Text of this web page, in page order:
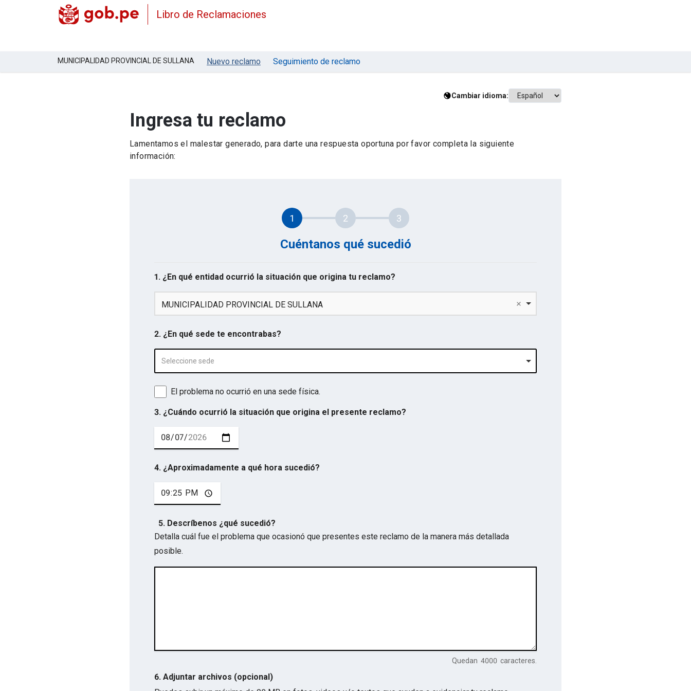
Libro de Reclamaciones
MUNICIPALIDAD PROVINCIAL DE SULLANA Nuevo reclamo Seguimiento de reclamo
Cambiar idioma:
Ingresa tu reclamo
Lamentamos el malestar generado, para darte una respuesta oportuna por favor completa la siguiente
información:
1 2 3
Cuéntanos qué sucedió
1. ¿En qué entidad ocurrió la situación que origina tu reclamo?
MUNICIPALIDAD PROVINCIAL DE SULLANA
2. ¿En qué sede te encontrabas?
Seleccione sede
El problema no ocurrió en una sede física.
3. ¿Cuándo ocurrió la situación que origina el presente reclamo?
4. ¿Aproximadamente a qué hora sucedió?
5. Descríbenos ¿qué sucedió?
Detalla cuál fue el problema que ocasionó que presentes este reclamo de la manera más detallada
posible.
Quedan 4000 caracteres.
6. Adjuntar archivos (opcional)